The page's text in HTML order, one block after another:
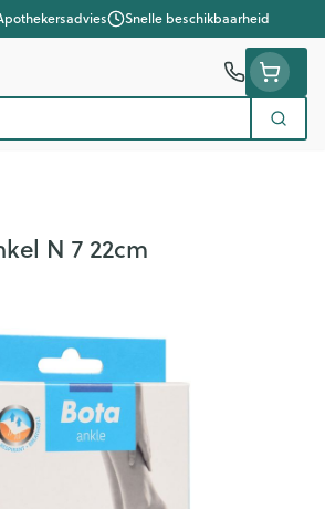
Snelle beschikbaarheid
Zoek
N 7 22cm